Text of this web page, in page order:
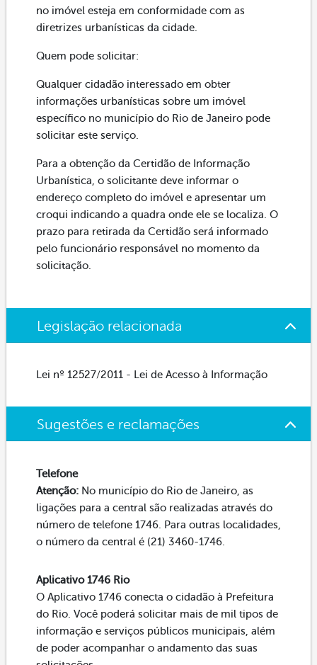
no imóvel esteja em conformidade com as
diretrizes urbanísticas da cidade.
Quem pode solicitar:
Qualquer cidadão interessado em obter
informações urbanísticas sobre um imóvel
específico no município do Rio de Janeiro pode
solicitar este serviço.
Para a obtenção da Certidão de Informação
Urbanística, o solicitante deve informar o
endereço completo do imóvel e apresentar um
croqui indicando a quadra onde ele se localiza. O
prazo para retirada da Certidão será informado
pelo funcionário responsável no momento da
solicitação.
Legislação relacionada
Lei nº 12527/2011 - Lei de Acesso à Informação
Sugestões e reclamações
Telefone
Atenção: No município do Rio de Janeiro, as
ligações para a central são realizadas através do
número de telefone 1746. Para outras localidades,
o número da central é (21) 3460-1746.
Aplicativo 1746 Rio
O Aplicativo 1746 conecta o cidadão à Prefeitura
do Rio. Você poderá solicitar mais de mil tipos de
informação e serviços públicos municipais, além
de poder acompanhar o andamento das suas